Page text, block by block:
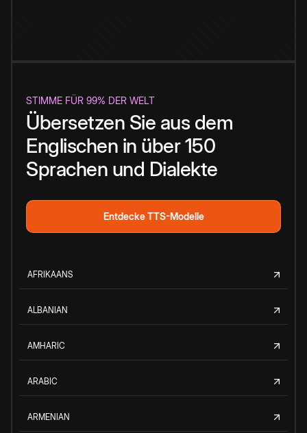
STIMME FÜR 99% DER WELT
Übersetzen Sie aus dem
Englischen in über 150
Sprachen und Dialekte
Entdecke TTS-Modelle
AFRIKAANS
ALBANIAN
AMHARIC
ARABIC
ARMENIAN